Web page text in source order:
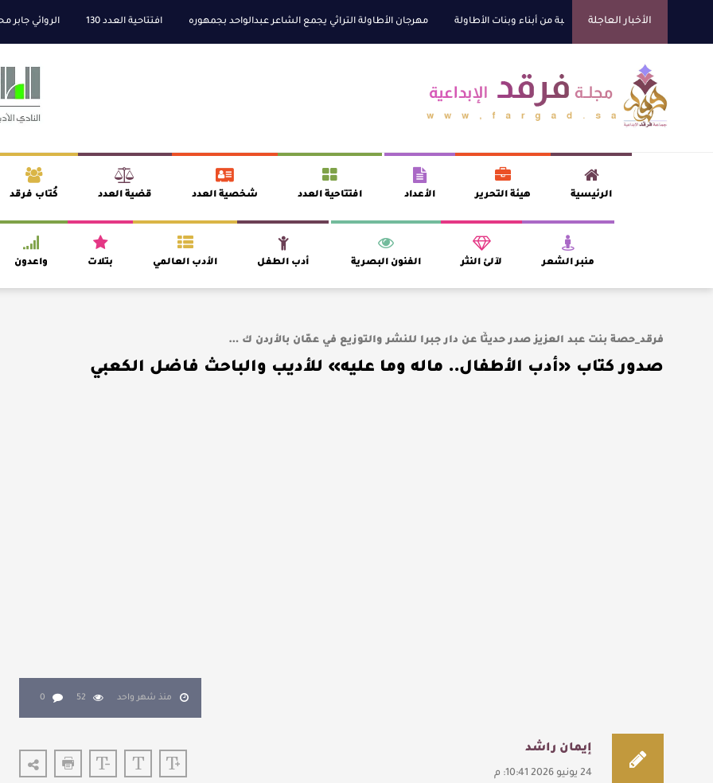
الأخبار العاجلة
للتفوق العلمي تكرّم نخبة من أبناء وبنات الأطاولة مهرجان الأطاولة التراثي يجمع الشاعر عبدالواحد بجمهوره افتتاحية العدد 130 الروائي جابر محمد
الرئيسية هيئة التحرير الأعداد افتتاحية العدد شخصية العدد قضية العدد كُتاب فرقد
منبر الشعر لآلئ النثر الفنون البصرية أدب الطفل الأدب العالمي بتلات واعدون
فرقد_حصة بنت عبد العزيز صدر حديثًا عن دار جبرا للنشر والتوزيع في عمّان بالأردن ك …
صدور كتاب «أدب الأطفال.. ماله وما عليه» للأديب والباحث فاضل الكعبي
منذ شهر واحد 52
0
إيمان راشد
24 يونيو 2026 10:41: م